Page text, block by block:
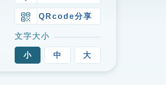
QRcode分享
文字大小
小 中 大